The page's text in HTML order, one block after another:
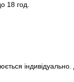
18 год.